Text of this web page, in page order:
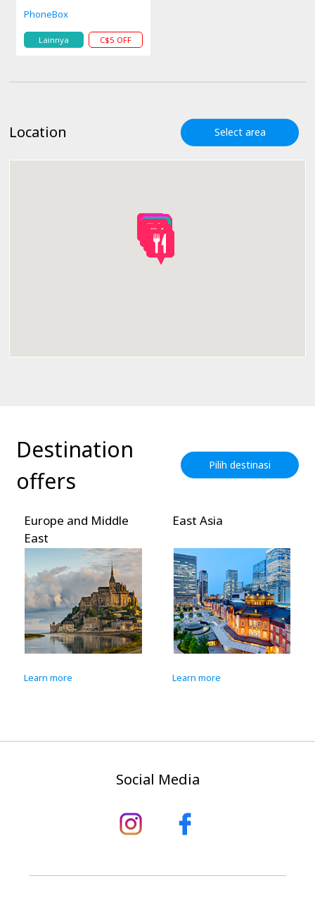
PhoneBox
Lainnya C$5 OFF
Location Select area
Destination
offers
Pilih destinasi
Europe and Middle
East
Learn more
East Asia
Learn more
Social Media